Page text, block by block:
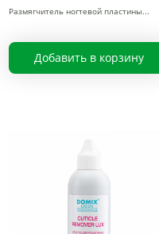
Размягчитель ногтевой пластины
Добавить в корзину